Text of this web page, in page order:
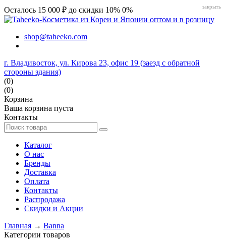
Осталось 15 000 ₽ до скидки 10% 0%
shop@taheeko.com
г. Владивосток, ул. Кирова 23, офис 19 (заезд с обратной
стороны здания)
(0)
(0)
Корзина
Ваша корзина пуста
Контакты
Каталог
О нас
Бренды
Доставка
Оплата
Контакты
Распродажа
Скидки и Акции
Главная → Banna
Категории товаров
закрыть